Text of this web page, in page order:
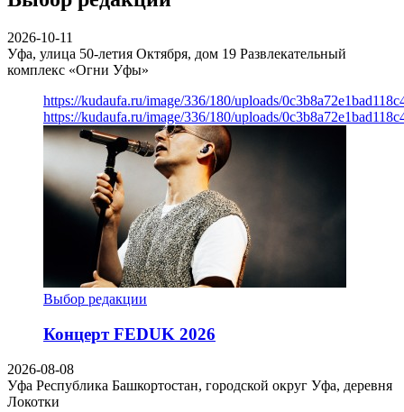
2026-10-11
Уфа, улица 50-летия Октября, дом 19 Развлекательный
комплекс «Огни Уфы»
https://kudaufa.ru/image/336/180/uploads/
https://kudaufa.ru/image/336/180/uploads/
Выбор редакции
Концерт FEDUK 2026
2026-08-08
Уфа Республика Башкортостан, городской округ Уфа, деревня
Локотки